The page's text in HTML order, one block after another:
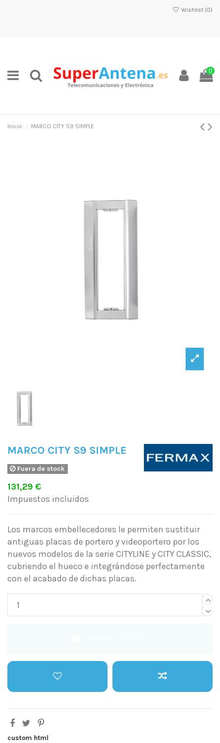
Wishlist (0)
0
Inicio MARCO CITY S9 SIMPLE
MARCO CITY S9 SIMPLE
Fuera de stock
131,29 €
Impuestos incluidos
Los marcos embellecedores le permiten sustituir
antiguas placas de portero y videoportero por los
nuevos modelos de la serie CITYLINE y CITY CLASSIC,
cubriendo el hueco e integrándose perfectamente
con el acabado de dichas placas.
custom html